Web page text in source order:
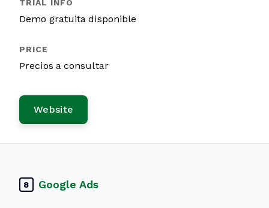
Demo gratuita disponible
Precios a consultar
Website
8 Google Ads